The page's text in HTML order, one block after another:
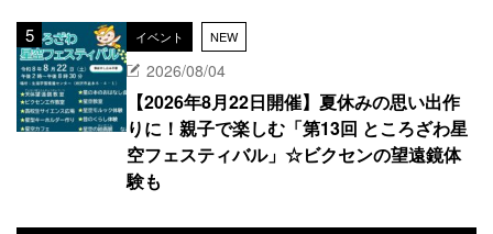
イベント NEW
2026/08/04
【2026年8月22日開催】夏休みの思い出作
りに！親子で楽しむ「第13回 ところざわ星
空フェスティバル」☆ビクセンの望遠鏡体
験も